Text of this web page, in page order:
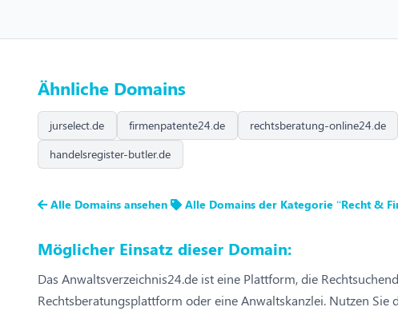
Ähnliche Domains
jurselect.de firmenpatente24.de rechtsberatung-online24.de
handelsregister-butler.de
Alle Domains ansehen Alle Domains der Kategorie “Recht &
Möglicher Einsatz dieser Domain:
Das Anwaltsverzeichnis24.de ist eine Plattform, die
Rechtsberatungsplattform oder eine Anwaltskanzlei. Nutzen